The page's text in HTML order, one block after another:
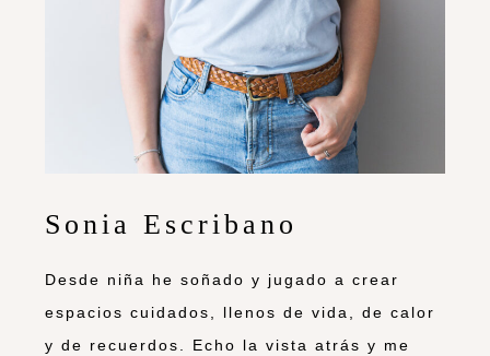
Sonia Escribano
Desde niña he soñado y jugado a crear
espacios cuidados, llenos de vida, de calor
y de recuerdos. Echo la vista atrás y me